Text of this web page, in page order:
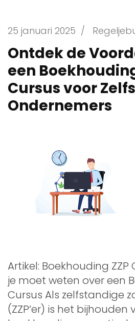
25 januari 2025 /
Ontdek de
een
Cursus voor
Ondernemers
Artikel: Boekhouding ZZP
je moet weten over een
Cursus Als zelfstandige
(ZZP’er) is het